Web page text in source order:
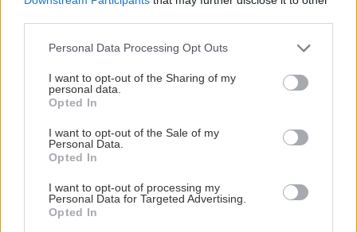
Please note that this website/app uses one or more Google
not limited to your visit or usage behaviour. You may click to
grant or deny consent to Google and its third-party tags to
use your data for below specified purposes in below Google
consent section.
Personal Data Processing Opt Outs
I want to opt-out of the Sharing of my
personal data.
Opted In
I want to opt-out of the Sale of my
Personal Data.
Opted In
I want to opt-out of processing my
Personal Data for Targeted Advertising.
Opted In